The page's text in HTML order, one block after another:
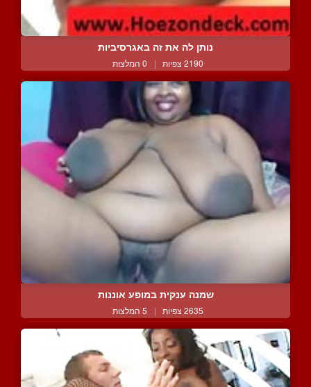
נותן לה את זה באגרסיביות
2190 צפיות | 0 המלצות
שמנה ענקית במופע אוננות
2635 צפיות | 5 המלצות